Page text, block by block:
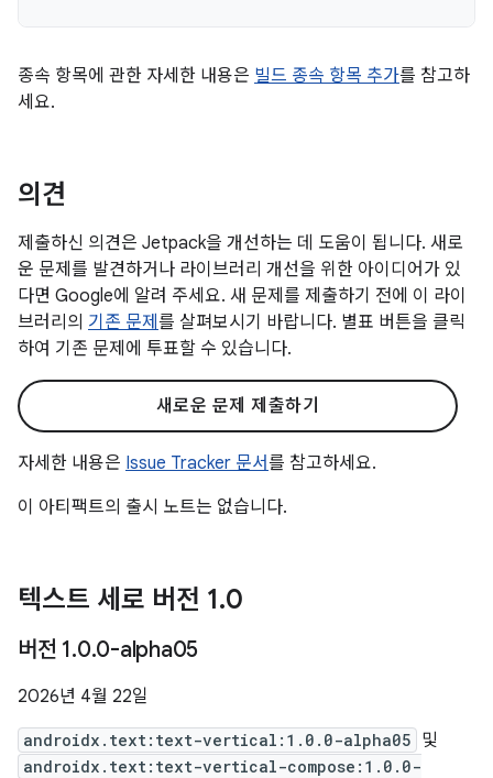
종속 항목에 관한 자세한 내용은 빌드 종속 항목 추가를 참고하
세요.
의견
제출하신 의견은 Jetpack을 개선하는 데 도움이 됩니다. 새로
운 문제를 발견하거나 라이브러리 개선을 위한 아이디어가 있
다면 Google에 알려 주세요. 새 문제를 제출하기 전에 이 라이
브러리의 기존 문제 를 살펴보시기 바랍니다. 별표 버튼을 클릭
하여 기존 문제에 투표할 수 있습니다.
새로운 문제 제출하기
자세한 내용은 Issue Tracker 문서를 참고하세요.
이 아티팩트의 출시 노트는 없습니다.
텍스트 세로 버전 1.0
버전 1.0.0-alpha05
2026년 4월 22일
androidx.text:text-vertical:1.0.0-alpha05 및
androidx.text:text-vertical-compose:1.0.0-